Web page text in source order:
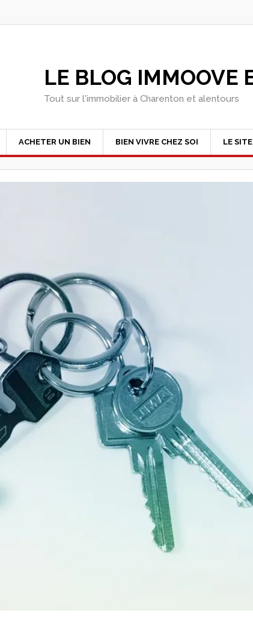
LE BLOG IMMOOVE
Tout sur l'immobilier à Charenton et alentours
ACHETER UN BIEN BIEN VIVRE CHEZ SOI LE